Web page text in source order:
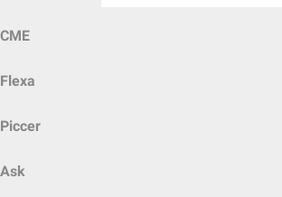
CME
Flexa
Piccer
Ask